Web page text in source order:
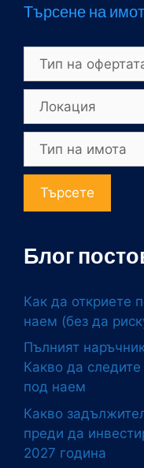
Търсене на имот
Търсете
Блог
Как да откриете
наем (без да
Пълният
Какво да
под наем
Какво
преди да
2027 година